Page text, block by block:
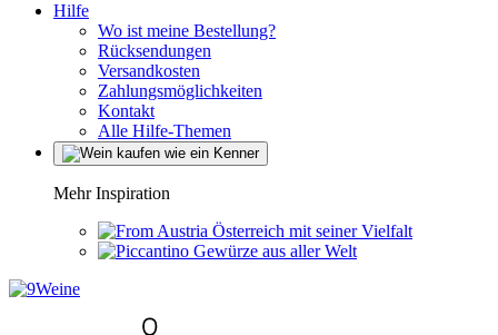
Hilfe
Wo ist meine Bestellung?
Rücksendungen
Versandkosten
Zahlungsmöglichkeiten
Kontakt
Alle Hilfe-Themen
Mehr Inspiration
Österreich mit seiner Vielfalt
Gewürze aus aller Welt